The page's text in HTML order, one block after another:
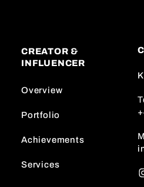
CREATOR &
INFLUENCER
Overview
Portfolio
Achievements
Services